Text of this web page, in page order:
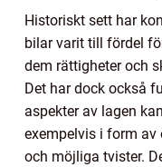
Historiskt sett har
bilar varit till fördel
dem rättigheter och
Det har dock också
aspekter av lagen
exempelvis i form av
och möjliga tvister.